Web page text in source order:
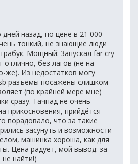
назад, по цене в 21 000
тонкий, не знающие люди
Мощный: Запускал far cry
отлично, без лагов (не на
же). Из недостатков могу
разъёмы посажены слишком
(по крайней мере мне)
сразу. Тачпад не очень
прикосновения, прийдётся
порадовало, что за такие
засунуть и возможности
машинка хороша, как для
Цена радует, мой вывод: за
найти!)